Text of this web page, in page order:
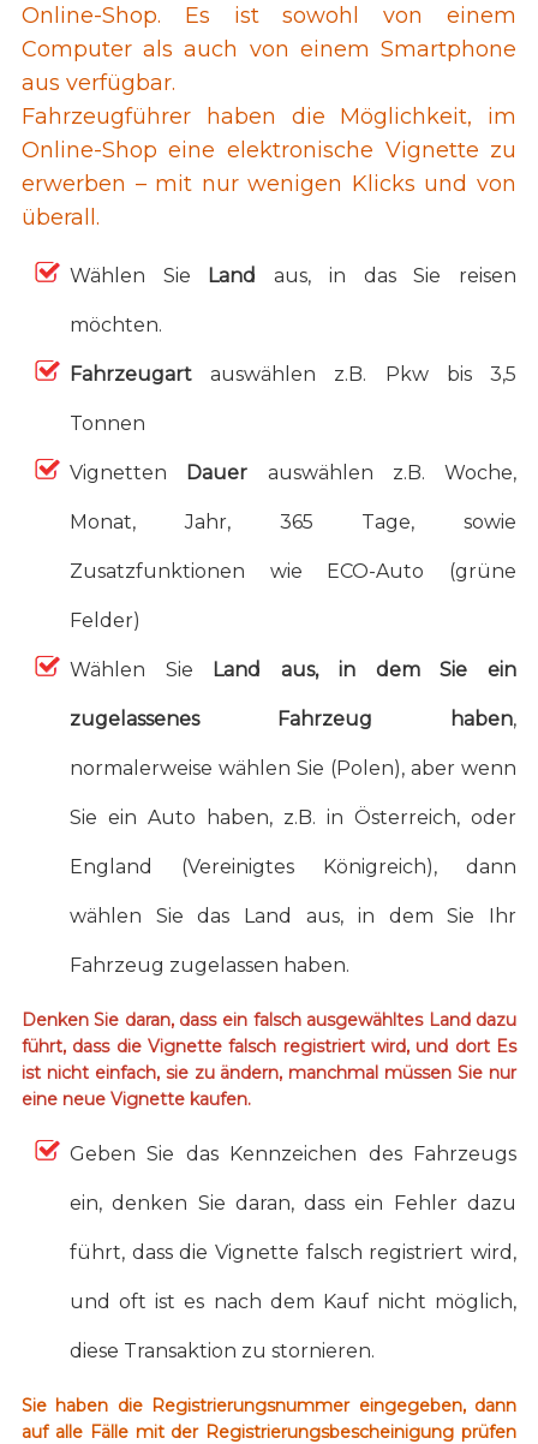
Online-Shop. Es ist sowohl von einem
Computer als auch von einem Smartphone
aus verfügbar.
Fahrzeugführer haben die Möglichkeit, im
Online-Shop eine elektronische Vignette zu
erwerben – mit nur wenigen Klicks und von
überall.
Wählen Sie Landaus, in das Sie reisen
möchten.
Fahrzeugartauswählen z.B. Pkw bis 3,5
Tonnen
Vignetten Dauer auswählen z.B. Woche,
Monat, Jahr, 365 Tage, sowie
Zusatzfunktionen wie ECO-Auto (grüne
Felder)
Wählen Sie Land aus, in dem Sie ein
zugelassenes Fahrzeug haben,
normalerweise wählen Sie (Polen), aber wenn
Sie ein Auto haben, z.B. in Österreich, oder
England (Vereinigtes Königreich), dann
wählen Sie das Land aus, in dem Sie Ihr
Fahrzeug zugelassen haben.
Denken Sie daran, dass ein falsch ausgewähltes Land dazu
führt, dass die Vignette falsch registriert wird, und dort Es
ist nicht einfach, sie zu ändern, manchmal müssen Sie nur
eine neue Vignette kaufen.
Geben Sie das Kennzeichen des Fahrzeugs
ein, denken Sie daran, dass ein Fehler dazu
führt, dass die Vignette falsch registriert wird,
und oft ist es nach dem Kauf nicht möglich,
diese Transaktion zu stornieren.
Sie haben die Registrierungsnummer eingegeben, dann
auf alle Fälle mit der Registrierungsbescheinigung prüfen